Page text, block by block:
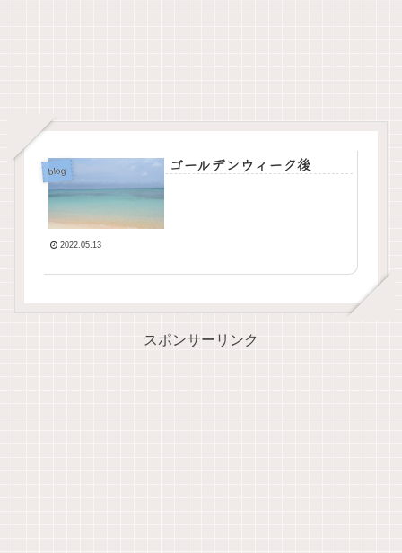
blog ゴールデンウィーク後
2022.05.13
スポンサーリンク